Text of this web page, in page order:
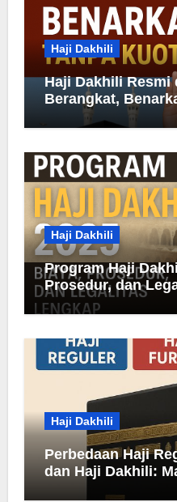
Haji Dakhili
Haji Dakhili Resmi
Berangkat,
Haji Dakhili
Program Haji
Prosedur, dan
Haji Dakhili
Perbedaan Haji
dan Haji Dakhili: